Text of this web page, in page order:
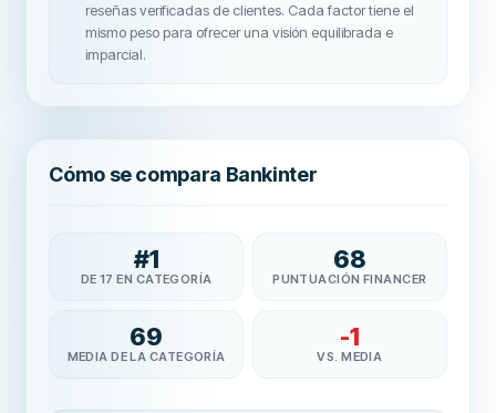
reseñas verificadas de clientes. Cada factor tiene el
mismo peso para ofrecer una visión equilibrada e
imparcial.
Cómo se compara Bankinter
#1
DE 17 EN CATEGORÍA
68
PUNTUACIÓN FINANCER
69
MEDIA DE LA CATEGORÍA
-1
VS. MEDIA